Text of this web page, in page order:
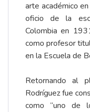
arte académico
oficio de la
Colombia en
como profesor
en la Escuela de
Retornando al
Rodríguez fue
como “uno de